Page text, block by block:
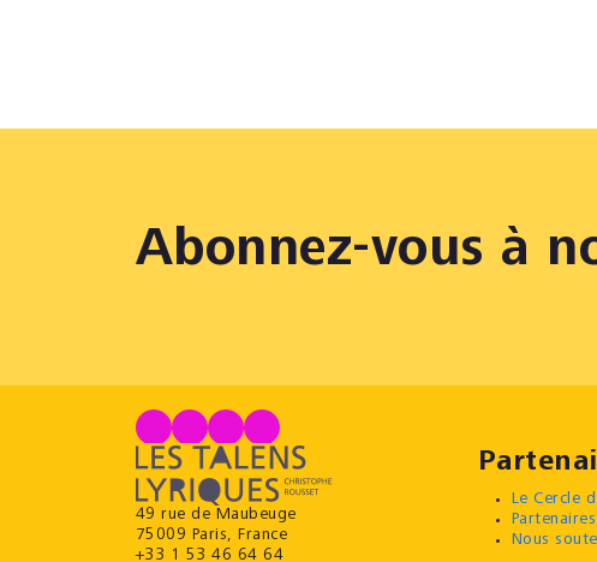
Abonnez-vous à
49 rue de Maubeuge
75009 Paris, France
+33 1 53 46 64 64
Le Cercle
Nous